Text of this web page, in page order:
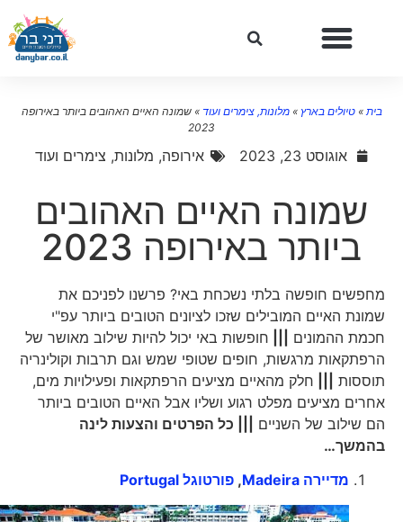
»טיולים בארץ»מלונות, צימרים ועוד»שמונה האיים האהובים ביותר באירופה
2023
אוגוסט 23, 2023 אירופה,מלונות, צימרים ועוד
שמונה האיים האהובים
ביותר באירופה 2023
מחפשים חופשה בלתי נשכחת באי? פרשנו לפניכם את
שמונת האיים המובילים שזכו לציונים הטובים ביותר עפ"י
חכמת ההמונים|||
חופשות באי יכול להיות שילוב מאושר של
הרפתקאות מרגשות, חופים שטופי שמש וגם תרבות וקולינריה
תוססות|||
חלק מהאיים מציעים הרפתקאות ופעילויות מים,
אחרים מציעים מפלט רגוע ושליו אבל האיים הטובים ביותר
הם שילוב של השניים||| כל הפרטים והצעות לינה
בהמשך…
מדיירה Madeira
,פורטוגל Portugal